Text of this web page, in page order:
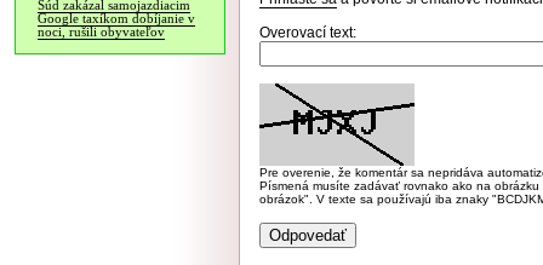
Súd zakázal samojazdiacim
Google taxíkom dobíjanie v
noci, rušili obyvateľov
Overovací text:
Pre overenie, že komentár sa nepridáva
Písmená musíte zadávať rovnako ako na
obrázok". V texte sa používajú iba znaky